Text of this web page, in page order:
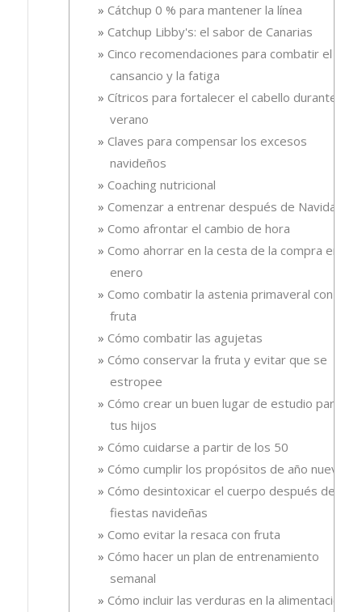
Cátchup 0 % para mantener la línea
Catchup Libby's: el sabor de Canarias
Cinco recomendaciones para combatir el
cansancio y la fatiga
Cítricos para fortalecer el cabello durante el
verano
Claves para compensar los excesos
navideños
Coaching nutricional
Comenzar a entrenar después de Navidad
Como afrontar el cambio de hora
Como ahorrar en la cesta de la compra en
enero
Como combatir la astenia primaveral con
fruta
Cómo combatir las agujetas
Cómo conservar la fruta y evitar que se
estropee
Cómo crear un buen lugar de estudio para
tus hijos
Cómo cuidarse a partir de los 50
Cómo cumplir los propósitos de año nuevo
Cómo desintoxicar el cuerpo después de las
fiestas navideñas
Como evitar la resaca con fruta
Cómo hacer un plan de entrenamiento
semanal
Cómo incluir las verduras en la alimentación